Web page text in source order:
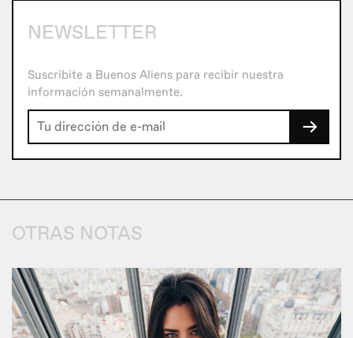
NEWSLETTER
Suscribite a Buenos Aliens para recibir nuestra
información semanalmente.
→
OTRAS NOTAS